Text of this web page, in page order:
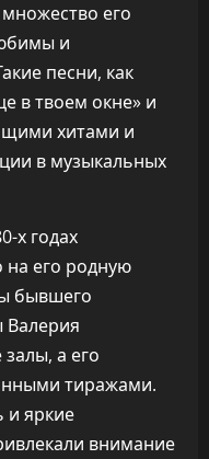
его
и
песни, как
в твоем окне» и
хитами и
в музыкальных
х годах
на его родную
бывшего
Валерия
а его
тиражами.
и яркие
внимание